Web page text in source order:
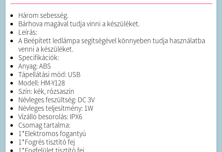
Három sebesség.
Bárhova magával tudja vinni a készüléket.
Leírás:
A Beépített ledlámpa segítségével könnyeben tudja használatba
venni a készüléket.
Specifikációk:
Anyag: ABS
Tápellátási mód: USB
Modell: HM-Y128
Szín: kék, rózsaszín
Névleges feszültség: DC 3V
Névleges teljesítmény: 1W
Vízálló besorolás: IPX6
Csomag tartalma:
1*Elektromos fogantyú
1*Fogrés tisztító fej